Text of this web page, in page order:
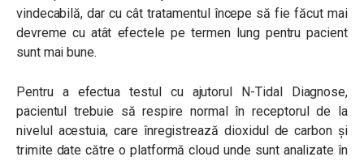
vindecabilă, dar cu cât tratamentul începe să fie făcut mai
devreme cu atât efectele pe termen lung pentru pacient
sunt mai bune.
Pentru a efectua testul cu ajutorul N-Tidal Diagnose,
pacientul trebuie să respire normal în receptorul de la
nivelul acestuia, care înregistrează dioxidul de carbon și
trimite date către o platformă cloud unde sunt analizate în